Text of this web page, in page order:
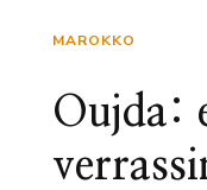
MAROKKO
Oujda: